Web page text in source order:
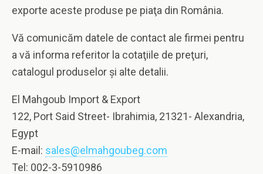
exporte aceste produse pe piaţa din România.
Vă comunicăm datele de contact ale firmei pentru
a vă informa referitor la cotaţiile de preţuri,
catalogul produselor şi alte detalii.
El Mahgoub Import & Export
122, Port Said Street- Ibrahimia, 21321- Alexandria,
Egypt
E-mail: sales@elmahgoubeg.com
Tel: 002-3-5910986